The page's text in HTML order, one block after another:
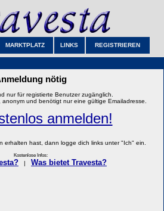
MARKTPLATZ LINKS REGISTRIEREN
nötig
nur für registierte Benutzer zugänglich.
anonym und benötigt nur eine gültige Emailadresse.
anmelden!
erhalten hast, dann logge dich links unter "Ich" ein.
Kostenlose Infos:
Was bietet Travesta?